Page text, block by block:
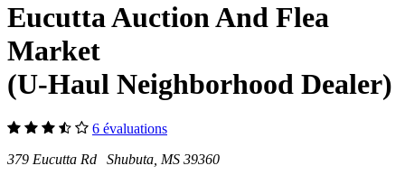
Eucutta Auction And Flea
Market
(U-Haul Neighborhood Dealer)
6 évaluations
379 Eucutta Rd Shubuta, MS 39360